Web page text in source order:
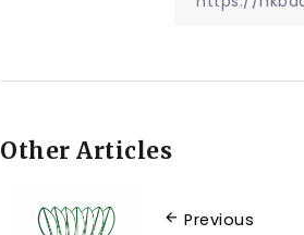
Other Articles
Previous